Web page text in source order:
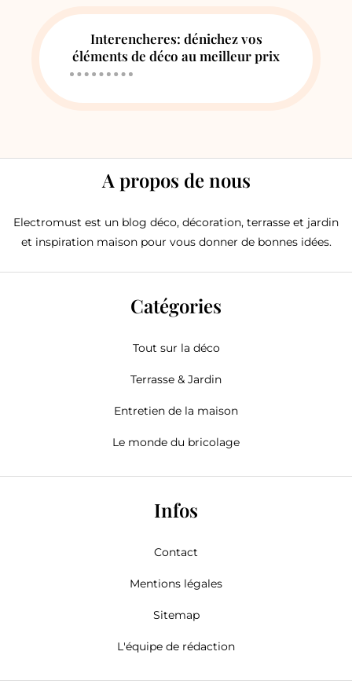
Interencheres: dénichez vos
éléments de déco au meilleur prix
A propos de nous
Electromust est un blog déco, décoration, terrasse et jardin
et inspiration maison pour vous donner de bonnes idées.
Catégories
Tout sur la déco
Terrasse & Jardin
Entretien de la maison
Le monde du bricolage
Infos
Contact
Mentions légales
Sitemap
L'équipe de rédaction